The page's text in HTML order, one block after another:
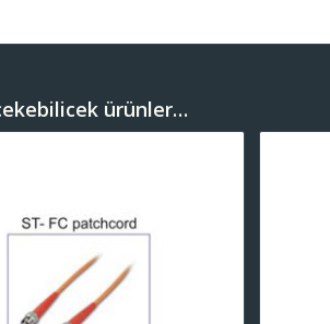
ürünler…